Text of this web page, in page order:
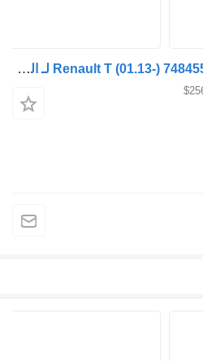
خرطوم جهاز التكييف Renault T (01.13-) 7484553428 لـ السيارات القاطرة Renault T (2013-)